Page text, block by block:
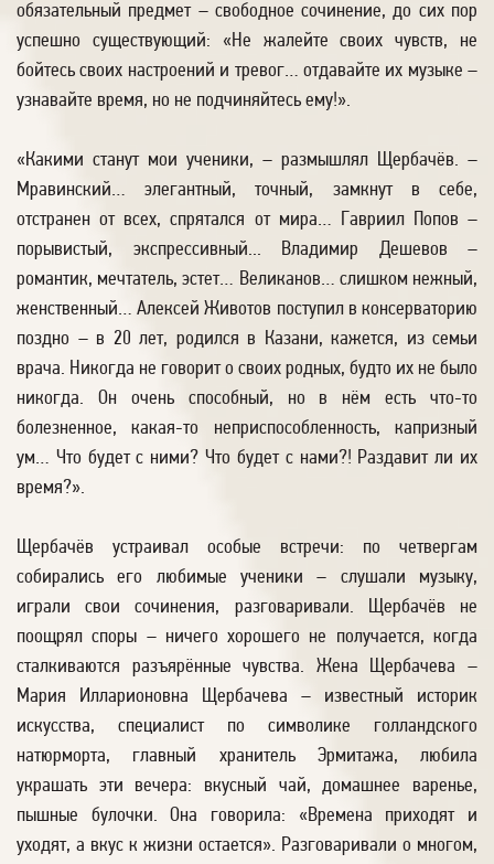
обязательный предмет – свободное сочинение, до сих пор
успешно существующий: «Не жалейте своих чувств, не
бойтесь своих настроений и тревог… отдавайте их музыке –
узнавайте время, но не подчиняйтесь ему!».
«Какими станут мои ученики, – размышлял Щербачёв. –
Мравинский… элегантный, точный, замкнут в себе,
отстранен от всех, спрятался от мира… Гавриил Попов –
порывистый, экспрессивный... Владимир Дешевов –
романтик, мечтатель, эстет… Великанов… слишком нежный,
женственный… Алексей Животов поступил в консерваторию
поздно – в 20 лет, родился в Казани, кажется, из семьи
врача. Никогда не говорит о своих родных, будто их не было
никогда. Он очень способный, но в нём есть что-то
болезненное, какая-то неприспособленность, капризный
ум… Что будет с ними? Что будет с нами?! Раздавит ли их
время?».
Щербачёв устраивал особые встречи: по четвергам
собирались его любимые ученики – слушали музыку,
играли свои сочинения, разговаривали. Щербачёв не
поощрял споры – ничего хорошего не получается, когда
сталкиваются разъярённые чувства. Жена Щербачева –
Мария Илларионовна Щербачева – известный историк
искусства, специалист по символике голландского
натюрморта, главный хранитель Эрмитажа, любила
украшать эти вечера: вкусный чай, домашнее варенье,
пышные булочки. Она говорила: «Времена приходят и
уходят, а вкус к жизни остается». Разговаривали о многом,